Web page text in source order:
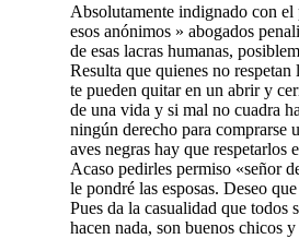
Absolutamente indignado con el
esos anónimos » abogados
de esas lacras humanas,
Resulta que quienes no
te pueden quitar en un abrir y
de una vida y si mal no cuadra
ningún derecho para comprarse
aves negras hay que respetarlos
Acaso pedirles permiso «señor
le pondré las esposas. Deseo
Pues da la casualidad que todos
hacen nada, son buenos chicos